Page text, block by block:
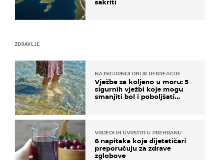
ZDRAVLJE
NAJSIGURNIJI OBLIK REKREACIJE
Vježbe za koljeno u moru: 5
sigurnih vježbi koje mogu
smanjiti bol i poboljšati
VRIJEDI IH UVRSTITI U PREHRANU
6 napitaka koje dijetetičari
preporučuju za zdrave
zglobove
sakriti